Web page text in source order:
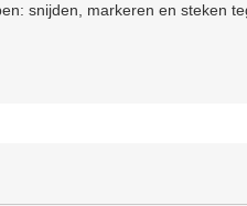
snijden, markeren en steken